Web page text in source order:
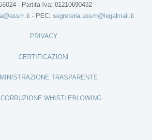
- Partita Iva: 01210690432
- PEC: segreteria.assm@legalmail.it
PRIVACY
CERTIFICAZIONI
TRASPARENTE
WHISTLEBLOWING